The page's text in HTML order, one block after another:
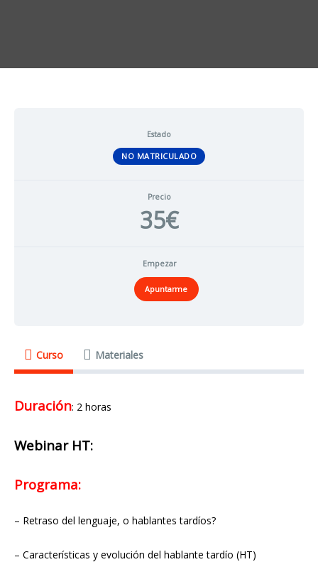
Estado
NO MATRICULADO
Precio
35€
Empezar
Apuntarme
Curso Materiales
Duración: 2 horas
Webinar HT:
Programa:
– Retraso del lenguaje, o hablantes tardíos?
– Características y evolución del hablante tardío (HT)